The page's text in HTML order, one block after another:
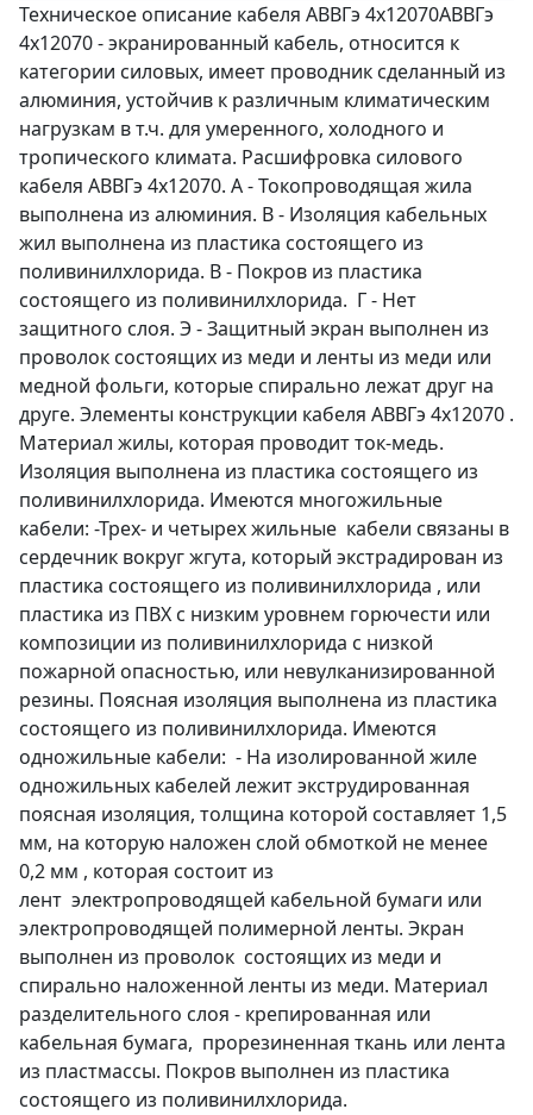
Техническое описание кабеля АВВГэ 4х12070АВВГэ
4х12070 - экранированный кабель, относится к
категории силовых, имеет проводник сделанный из
алюминия, устойчив к различным климатическим
нагрузкам в т.ч. для умеренного, холодного и
тропического климата. Расшифровка силового
кабеля АВВГэ 4х12070. А - Токопроводящая жила
выполнена из алюминия. В - Изоляция кабельных
жил выполнена из пластика состоящего из
поливинилхлорида. В - Покров из пластика
состоящего из поливинилхлорида. Г - Нет
защитного слоя. Э - Защитный экран выполнен из
проволок состоящих из меди и ленты из меди или
медной фольги, которые спирально лежат друг на
друге. Элементы конструкции кабеля АВВГэ 4х12070 .
Материал жилы, которая проводит ток-медь.
Изоляция выполнена из пластика состоящего из
поливинилхлорида. Имеются многожильные
кабели: -Трех- и четырех жильные кабели связаны в
сердечник вокруг жгута, который экстрадирован из
пластика состоящего из поливинилхлорида , или
пластика из ПВХ с низким уровнем горючести или
композиции из поливинилхлорида с низкой
пожарной опасностью, или невулканизированной
резины. Поясная изоляция выполнена из пластика
состоящего из поливинилхлорида. Имеются
одножильные кабели: - На изолированной жиле
одножильных кабелей лежит экструдированная
поясная изоляция, толщина которой составляет 1,5
мм, на которую наложен слой обмоткой не менее
0,2 мм , которая состоит из
лент электропроводящей кабельной бумаги или
электропроводящей полимерной ленты. Экран
выполнен из проволок состоящих из меди и
спирально наложенной ленты из меди. Материал
разделительного слоя - крепированная или
кабельная бумага, прорезиненная ткань или лента
из пластмассы. Покров выполнен из пластика
состоящего из поливинилхлорида.